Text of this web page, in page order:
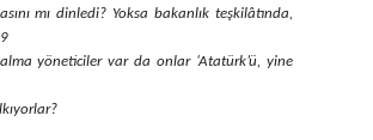
mı dinledi? Yoksa bakanlık teşkilâtında,
yöneticiler var da onlar ‘Atatürk’ü, yine